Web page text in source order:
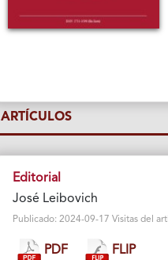
ARTÍCULOS
Editorial
José Leibovich
Publicado: 2024-09-17 Visitas del
PDF FLIP